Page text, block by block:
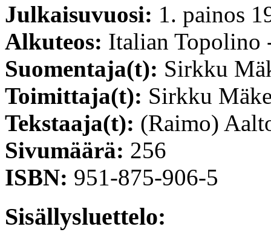
Julkaisuvuosi: 1. painos
Alkuteos: Italian Topolino
Suomentaja(t): Sirkku
Toimittaja(t): Sirkku
Tekstaaja(t): (Raimo)
Sivumäärä: 256
ISBN: 951-875-906-5
Sisällysluettelo: